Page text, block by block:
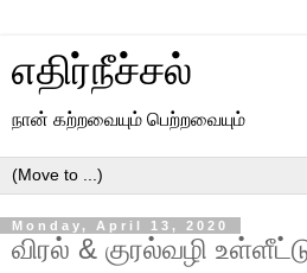
எதிர்நீச்சல்
நான் கற்றவையும் பெற்றவையும்
Monday, April 13, 2020
விரல் & குரல்வழி